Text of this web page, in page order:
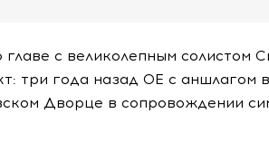
с великолепным солистом
три года назад ОЕ с аншлагом
Дворце в сопровождении